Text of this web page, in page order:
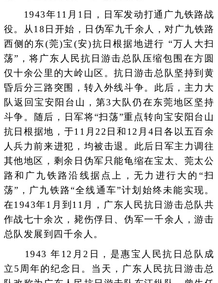
1943年11月1日，日军发动打通广九铁路战
役。从18日开始，日伪军九千余人，对广九铁路
西侧的东(莞)宝(安)抗日根据地进行 “万人大扫
荡”，将广东人民抗日游击总队压缩包围在方圆
仅十余公里的大岭山区。抗日游击总队坚持到黄
昏后分三路突围，转入外线斗争。此后，主力大
队返回宝安阳台山，第3大队仍在东莞地区坚持
斗争。随后，日军将“扫荡”重点转向宝安阳台山
抗日根据地，于11月22日和12月4日各以五百余
人兵力前来进犯，均被击退。此后日军主力调往
其他地区，剩余日伪军只能龟缩在宝太、莞太公
路和广九铁路沿线据点上，无力进行大的“扫
荡”，广九铁路“全线通车”计划始终未能实现。
在1943年1月到11月，广东人民抗日游击总队共
作战七十余次，毙伤俘日、伪军一千余人，游击
总队发展到四千余人。
1943 年12月2日，是惠宝人民抗日总队成
立5周年的纪念日。当天，广东人民抗日游击总